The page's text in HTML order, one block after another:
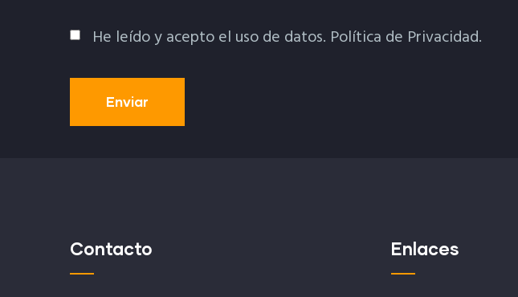
Política De Privacidad
He leído y acepto el uso de datos. Política de Privacidad.
Contacto Enlaces